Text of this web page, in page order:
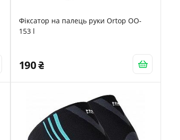
Фіксатор на палець руки Ortop OO-
153 l
190